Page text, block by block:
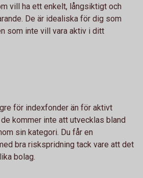
vill ha ett enkelt, långsiktigt och
De är idealiska för dig som
som inte vill vara aktiv i ditt
för indexfonder än för aktivt
kommer inte att utvecklas bland
sin kategori. Du får en
bra riskspridning tack vare att det
bolag.